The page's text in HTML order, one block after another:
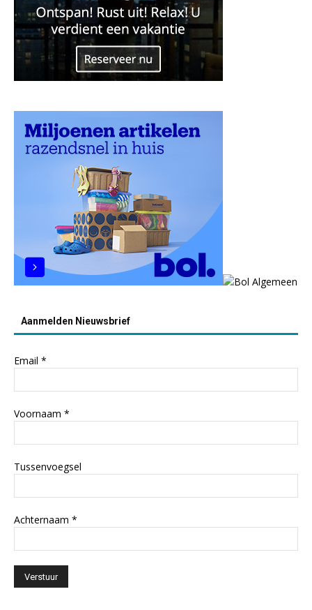
Aanmelden Nieuwsbrief
Email *
Voornaam *
Tussenvoegsel
Achternaam *